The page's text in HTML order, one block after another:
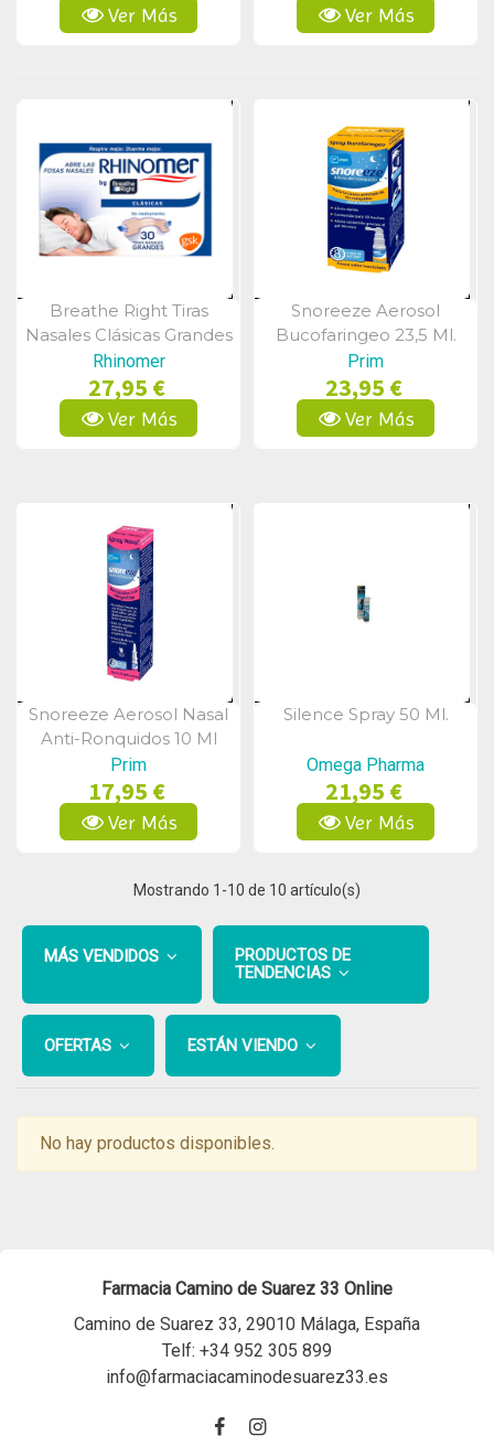
Ver Más Ver Más
Vista Rápida
Breathe Right Tiras
Nasales Clásicas Grandes
30uds
Rhinomer
27,95 €
Ver Más
Vista Rápida
Snoreeze Aerosol
Bucofaringeo 23,5 Ml.
Prim
23,95 €
Ver Más
Vista Rápida
Snoreeze Aerosol Nasal
Anti-Ronquidos 10 Ml
Prim
17,95 €
Ver Más
Vista Rápida
Silence Spray 50 Ml.
Omega Pharma
21,95 €
Ver Más
Mostrando 1 -10 de 10 artículo(s)
MÁS VENDIDOS
PRODUCTOS DE
TENDENCIAS
OFERTAS ESTÁN VIENDO
No hay productos disponibles.
Farmacia Camino de Suarez 33 Online
Camino de Suarez 33, 29010 Málaga, España
Telf: +34 952 305 899
info@farmaciacaminodesuarez33.es